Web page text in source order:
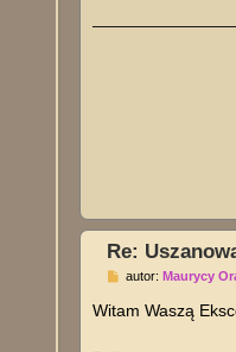
Re:
P
s
t
autor:Maurycy
Witam Waszą